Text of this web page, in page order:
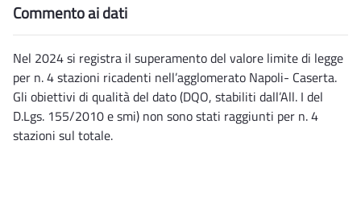
Commento ai dati
Nel 2024 si registra il superamento del valore limite di legge
per n. 4 stazioni ricadenti nell’agglomerato Napoli- Caserta.
Gli obiettivi di qualità del dato (DQO, stabiliti dall’All. I del
D.Lgs. 155/2010 e smi) non sono stati raggiunti per n. 4
stazioni sul totale.